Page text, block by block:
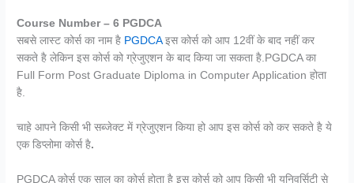
Course Number – 6 PGDCA
सबसे लास्ट कोर्स का नाम है PGDCAइस कोर्स को आप 12वीं के बाद नहीं कर
सकते है लेकिन इस कोर्स को ग्रेजुएशन के बाद किया जा सकता है.PGDCA का
Full Form Post Graduate Diploma in Computer Application होता
है.
चाहे आपने किसी भी सब्जेक्ट में ग्रेजुएशन किया हो आप इस कोर्स को कर सकते है ये
एक डिप्लोमा कोर्स है.
PGDCA कोर्स एक साल का कोर्स होता है इस कोर्स को आप किसी भी यूनिवर्सिटी से